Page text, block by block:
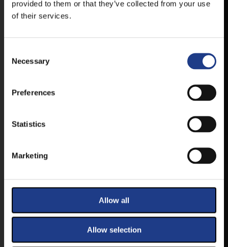
provided to them or that they’ve collected from your use
of their services.
Necessary
Preferences
Statistics
Marketing
Allow all
Allow selection
MOBIL APP
TÖLTSE LE APPLIKÁCIÓNKAT, HOGY
ELÉRHETŐ ANDROID ÉS IOS RENDSZEREKRE AZ